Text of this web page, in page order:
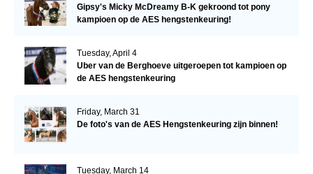
Gipsy's Micky McDreamy B-K gekroond tot pony
kampioen op de AES hengstenkeuring!
Tuesday, April 4
Uber van de Berghoeve uitgeroepen tot kampioen op
de AES hengstenkeuring
Friday, March 31
De foto's van de AES Hengstenkeuring zijn binnen!
Tuesday, March 14